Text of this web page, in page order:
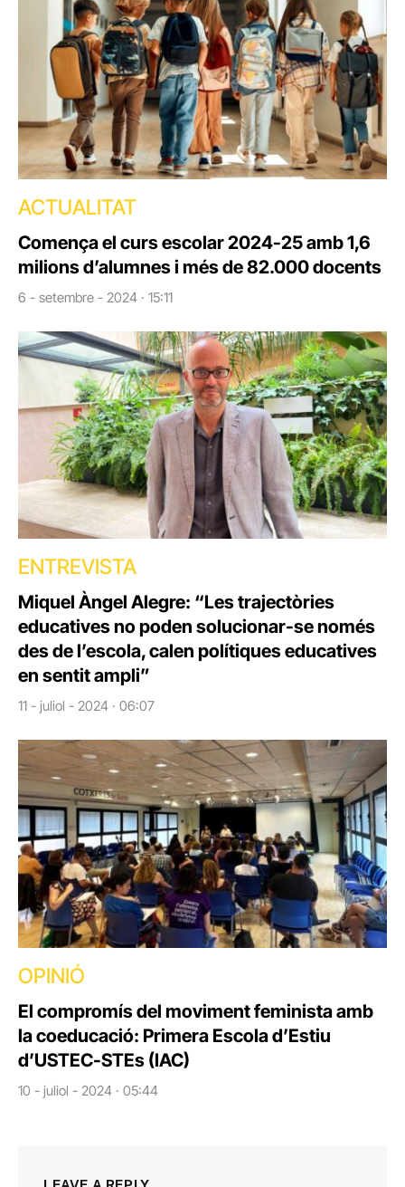
ACTUALITAT
Comença el curs escolar 2024-25 amb 1,6
milions d’alumnes i més de 82.000 docents
6 - setembre - 2024 · 15:11
ENTREVISTA
Miquel Àngel Alegre: “Les trajectòries
educatives no poden solucionar-se només
des de l’escola, calen polítiques educatives
en sentit ampli”
11 - juliol - 2024 · 06:07
OPINIÓ
El compromís del moviment feminista amb
la coeducació: Primera Escola d’Estiu
d’USTEC-STEs (IAC)
10 - juliol - 2024 · 05:44